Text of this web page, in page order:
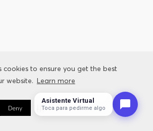
cookies to ensure you get the best
website. Learn more
Deny Cookie Preferences
Asistente Virtual
Toca para pedirme algo